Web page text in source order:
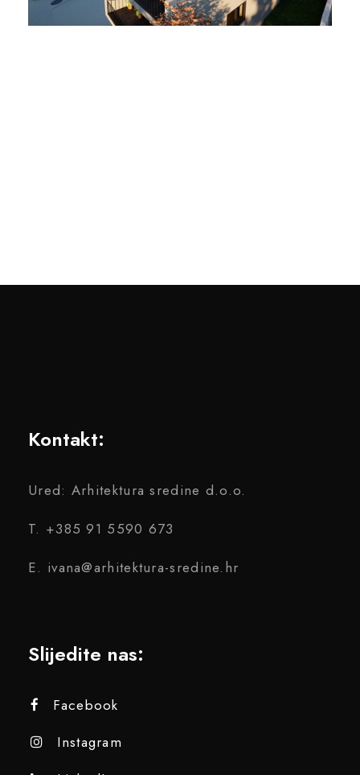
Kontakt:
Ured: Arhitektura sredine d.o.o.
T. +385 91 5590 673
E. ivana@arhitektura-sredine.hr
Slijedite nas:
Facebook
Instagram